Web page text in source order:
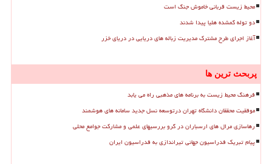
محیط زیست قربانی خاموش جنگ است
دو توله گمشده هلیا پیدا شدند
آغاز اجرای طرح مشترک مدیریت زباله های دریایی در دریای خزر
پربحث ترین ها
فرهنگ محیط زیست به برنامه های مذهبی راه می یابد
موفقیت محققان دانشگاه تهران درتوسعه نسل جدید سامانه های هوشمند
رهاسازی مرال های ارسباران در گرو بررسیهای علمی و مشارکت جوامع محلی
پیام تبریک فدراسیون جهانی تیراندازی به فدراسیون ایران